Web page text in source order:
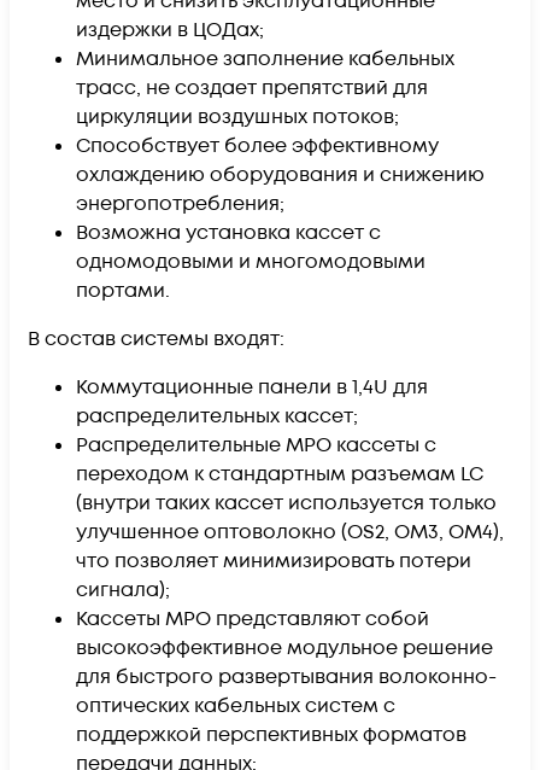
издержки в ЦОДах;
Минимальное заполнение кабельных
трасс, не создает препятствий для
циркуляции воздушных потоков;
Способствует более эффективному
охлаждению оборудования и снижению
энергопотребления;
Возможна установка кассет с
одномодовыми и многомодовыми
портами.
В состав системы входят:
Коммутационные панели в 1,4U для
распределительных кассет;
Распределительные МРО кассеты с
переходом к стандартным разъемам LC
(внутри таких кассет используется только
улучшенное оптоволокно (OS2, ОМ3, OM4),
что позволяет минимизировать потери
сигнала);
Кассеты MPO представляют собой
высокоэффективное модульное решение
для быстрого развертывания волоконно-
оптических кабельных систем с
поддержкой перспективных форматов
передачи данных;